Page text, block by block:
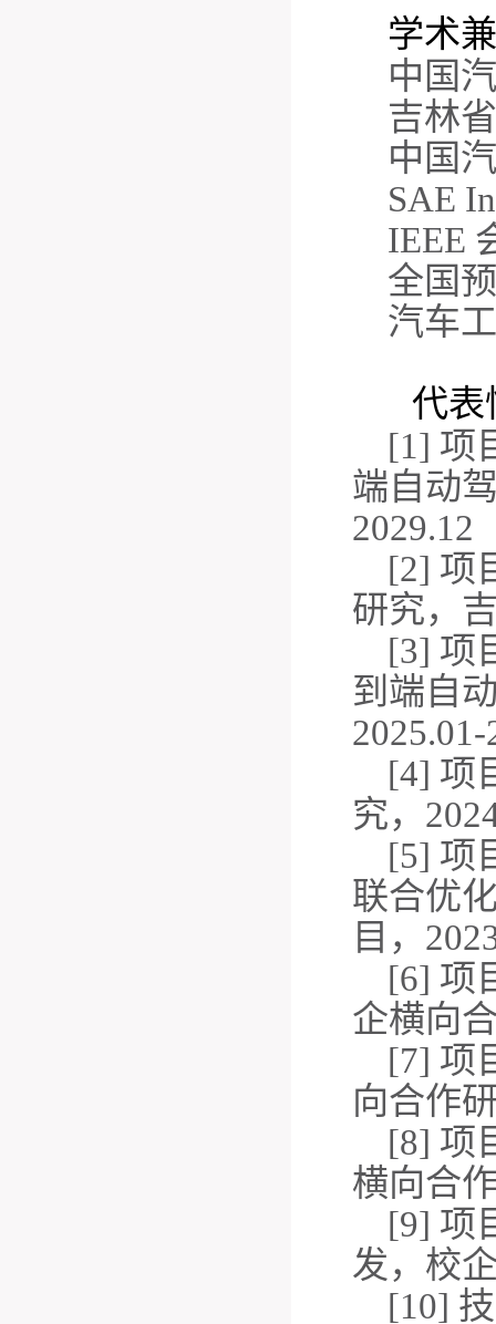
学术
中国
吉林
中国
SAE
IEEE
全国
汽车
代表
[1] 项
端自动
2029.12
[2] 项
研究，
[3] 项
到端自
[4] 项
究，
[5] 项
联合优
目，
[6] 项
企横向
[7] 项
向合作
[8] 项
横向合
[9] 项
发，校
[10]